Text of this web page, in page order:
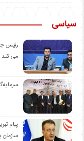
سیاسی
رئیس
می کند.
️پیام